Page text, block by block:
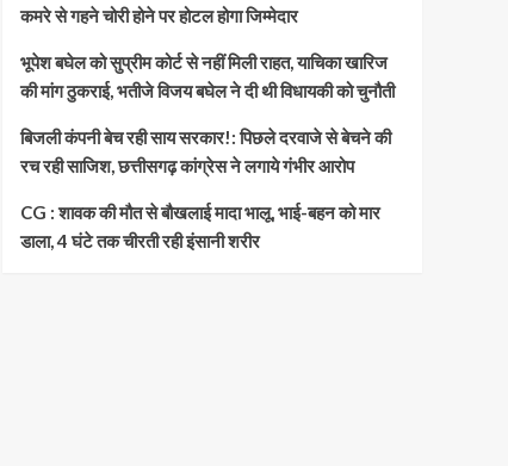
कमरे से गहने चोरी होने पर होटल होगा जिम्मेदार
भूपेश बघेल को सुप्रीम कोर्ट से नहीं मिली राहत, याचिका खारिज
की मांग ठुकराई, भतीजे विजय बघेल ने दी थी विधायकी को चुनौती
बिजली कंपनी बेच रही साय सरकार!: पिछले दरवाजे से बेचने की
रच रही साजिश, छत्तीसगढ़ कांग्रेस ने लगाये गंभीर आरोप
CG : शावक की मौत से बौखलाई मादा भालू, भाई-बहन को मार
डाला, 4 घंटे तक चीरती रही इंसानी शरीर